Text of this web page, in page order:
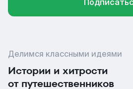
Делимся классными идеями
Истории и хитрости
от путешественников